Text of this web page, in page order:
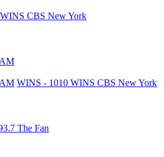
CBS New York
WINS - 1010 WINS CBS New York
The Fan